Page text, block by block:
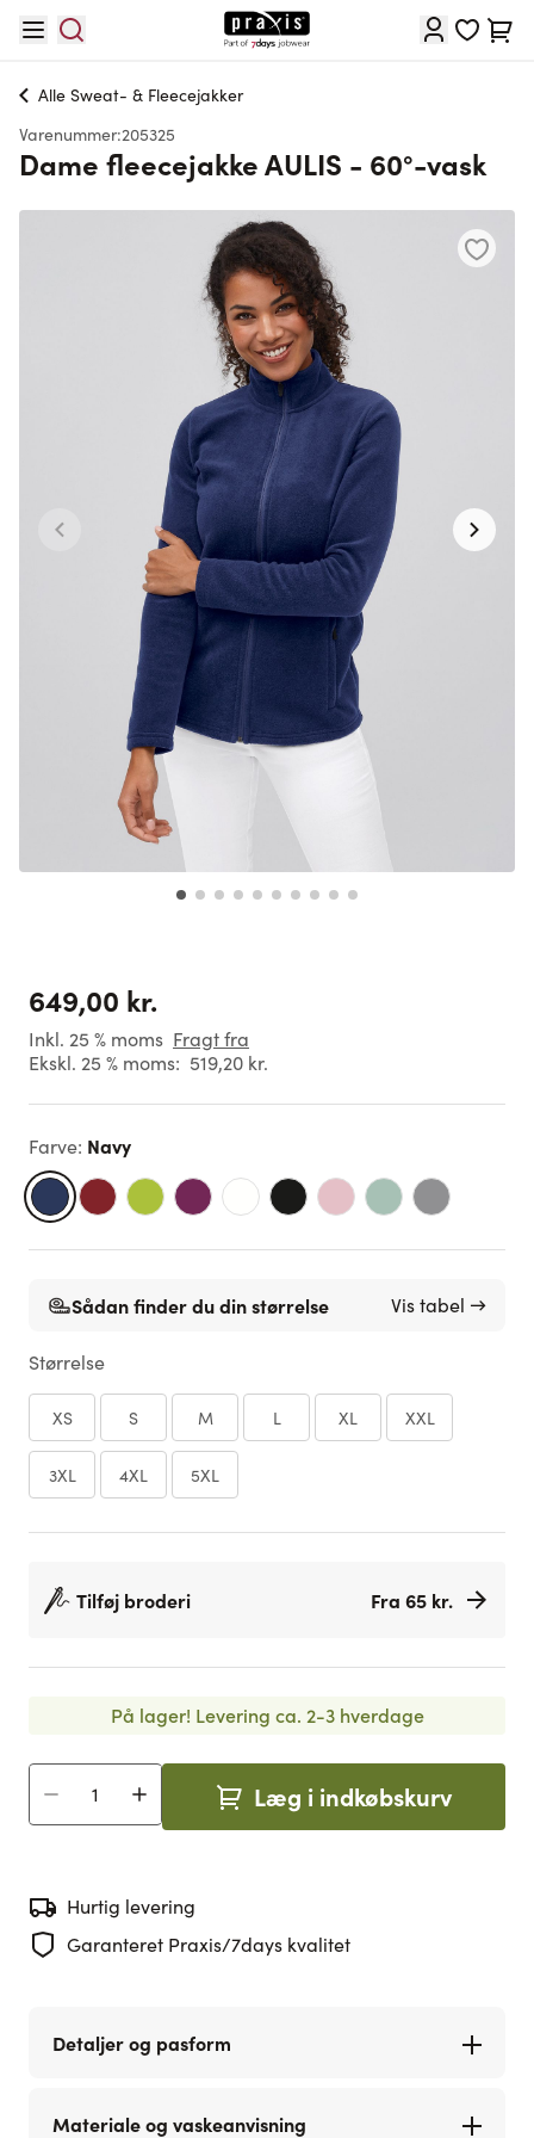
Cart
Alle Sweat- & Fleecejakker
Varenummer:205325
Dame fleecejakke AULIS - 60°-vask
649,00 kr.
Inkl. 25 % moms Fragt fra
Ekskl. 25 % moms: 519,20 kr.
Farve: Navy
Sådan finder du din størrelse Vis tabel →
Størrelse
XS S M L XL XXL
3XL 4XL 5XL
Tilføj broderi Fra 65 kr.
På lager! Levering ca. 2-3 hverdage
Antal Læg i indkøbskurv
Hurtig levering
Garanteret Praxis/7days kvalitet
Detaljer og pasform
Materiale og vaskeanvisning